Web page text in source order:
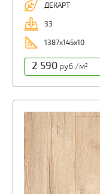
ДЕКАРТ
33
1387x145x10
2 590руб./м2